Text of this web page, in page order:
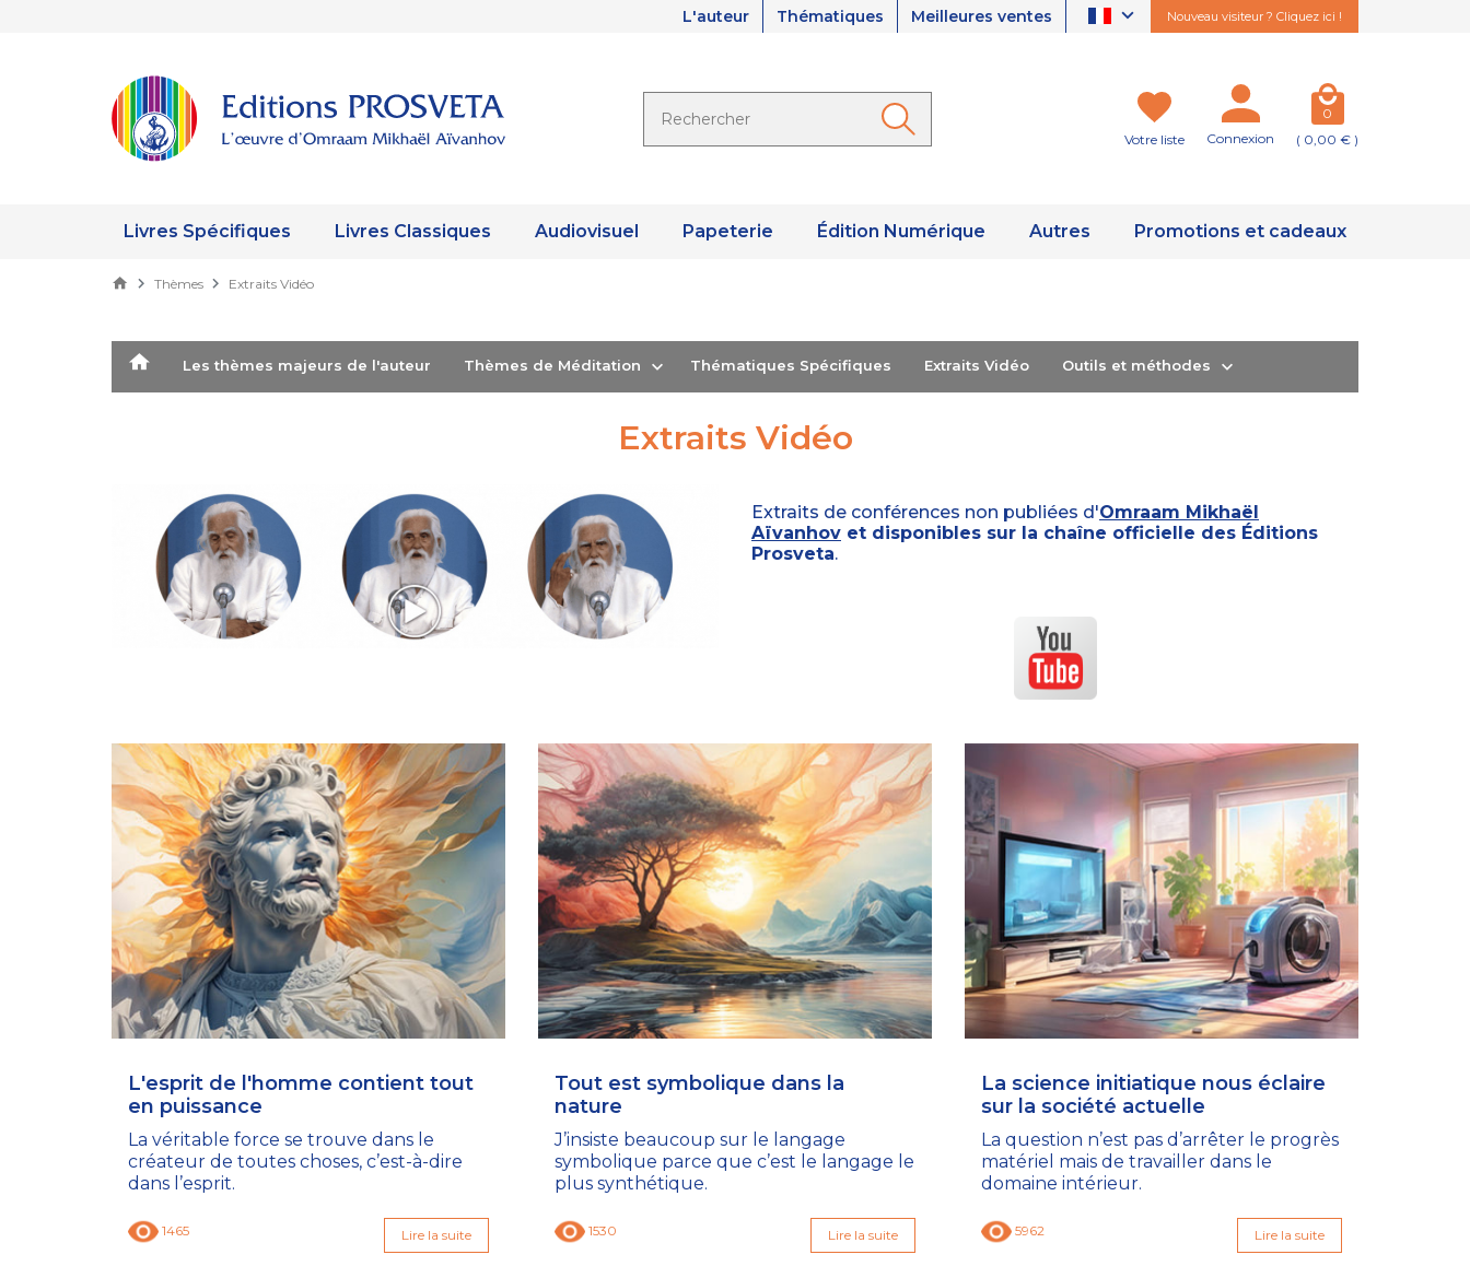
L'auteur Thématiques Meilleures ventes Nouveau visiteur ? Cliquez ici !
Votre liste Connexion
0
( 0,00 € )
Livres Spécifiques Livres Classiques Audiovisuel Papeterie Édition Numérique Autres Promotions et cadeaux
Thèmes Extraits Vidéo
Les thèmes majeurs de l'auteur Thèmes de Méditation Thématiques Spécifiques Extraits Vidéo Outils et méthodes
Extraits Vidéo
Extraits de conférences non publiées d'Omraam Mikhaël
Aïvanhov et disponibles sur la chaîne officielle des Éditions
Prosveta.
L'esprit de l'homme contient tout
en puissance
La véritable force se trouve dans le
créateur de toutes choses, c’est-à-dire
dans l’esprit.
1465 Lire la suite
Tout est symbolique dans la
nature
J’insiste beaucoup sur le langage
symbolique parce que c’est le langage le
plus synthétique.
1530 Lire la suite
La science initiatique nous éclaire
sur la société actuelle
La question n’est pas d’arrêter le progrès
matériel mais de travailler dans le
domaine intérieur.
5962 Lire la suite